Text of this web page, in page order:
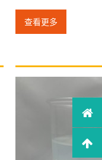
查看更多